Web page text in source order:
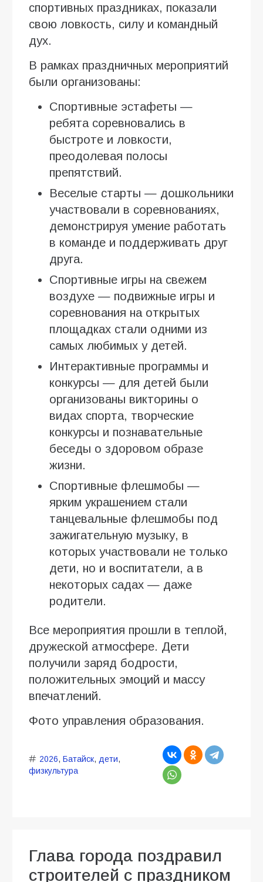
спортивных праздниках, показали
свою ловкость, силу и командный
дух.
В рамках праздничных мероприятий
были организованы:
Спортивные эстафеты —
ребята соревновались в
быстроте и ловкости,
преодолевая полосы
препятствий.
Веселые старты — дошкольники
участвовали в соревнованиях,
демонстрируя умение работать
в команде и поддерживать друг
друга.
Спортивные игры на свежем
воздухе — подвижные игры и
соревнования на открытых
площадках стали одними из
самых любимых у детей.
Интерактивные программы и
конкурсы — для детей были
организованы викторины о
видах спорта, творческие
конкурсы и познавательные
беседы о здоровом образе
жизни.
Спортивные флешмобы —
ярким украшением стали
танцевальные флешмобы под
зажигательную музыку, в
которых участвовали не только
дети, но и воспитатели, а в
некоторых садах — даже
родители.
Все мероприятия прошли в теплой,
дружеской атмосфере. Дети
получили заряд бодрости,
положительных эмоций и массу
впечатлений.
Фото управления образования.
2026, Батайск, дети,
физкультура
Глава города поздравил
строителей с праздником